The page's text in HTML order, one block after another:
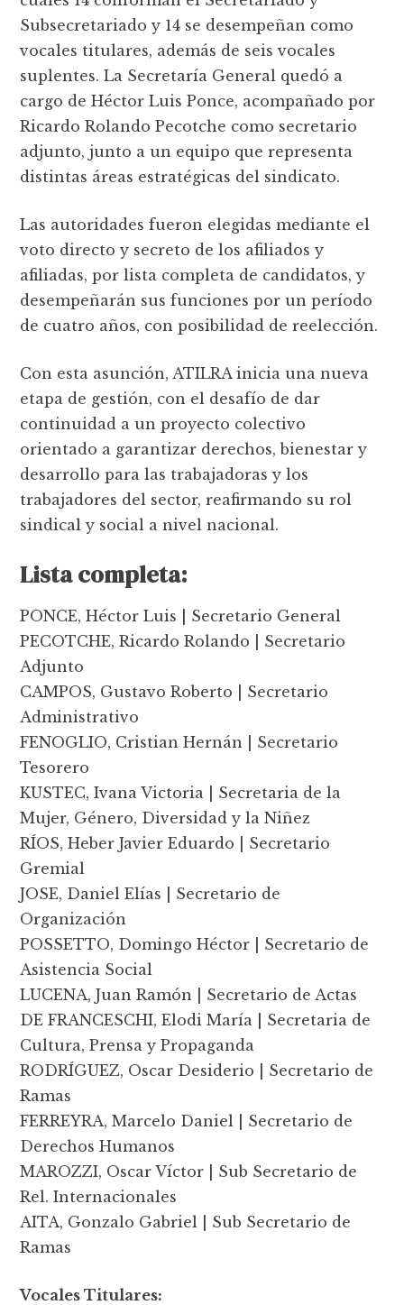
Subsecretariado y 14 se desempeñan como
vocales titulares, además de seis vocales
suplentes. La Secretaría General quedó a
cargo de Héctor Luis Ponce, acompañado por
Ricardo Rolando Pecotche como secretario
adjunto, junto a un equipo que representa
distintas áreas estratégicas del sindicato.
Las autoridades fueron elegidas mediante el
voto directo y secreto de los afiliados y
afiliadas, por lista completa de candidatos, y
desempeñarán sus funciones por un período
de cuatro años, con posibilidad de reelección.
Con esta asunción, ATILRA inicia una nueva
etapa de gestión, con el desafío de dar
continuidad a un proyecto colectivo
orientado a garantizar derechos, bienestar y
desarrollo para las trabajadoras y los
trabajadores del sector, reafirmando su rol
sindical y social a nivel nacional.
Lista completa:
PONCE, Héctor Luis | Secretario General
PECOTCHE, Ricardo Rolando | Secretario
Adjunto
CAMPOS, Gustavo Roberto | Secretario
Administrativo
FENOGLIO, Cristian Hernán | Secretario
Tesorero
KUSTEC, Ivana Victoria | Secretaria de la
Mujer, Género, Diversidad y la Niñez
RÍOS, Heber Javier Eduardo | Secretario
Gremial
JOSE, Daniel Elías | Secretario de
Organización
POSSETTO, Domingo Héctor | Secretario de
Asistencia Social
LUCENA, Juan Ramón | Secretario de Actas
DE FRANCESCHI, Elodi María | Secretaria de
Cultura, Prensa y Propaganda
RODRÍGUEZ, Oscar Desiderio | Secretario de
Ramas
FERREYRA, Marcelo Daniel | Secretario de
Derechos Humanos
MAROZZI, Oscar Víctor | Sub Secretario de
Rel. Internacionales
AITA, Gonzalo Gabriel | Sub Secretario de
Ramas
Vocales Titulares: